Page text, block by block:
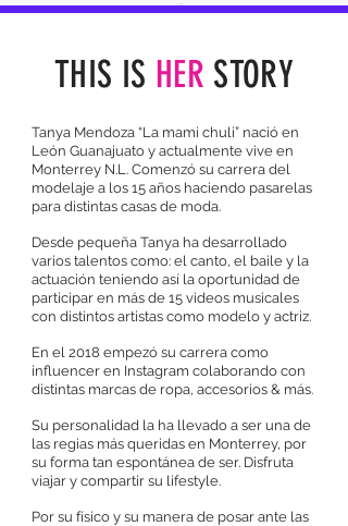
THIS IS HER STORY
Tanya Mendoza “La mami chuli” nació en
León Guanajuato y actualmente vive en
Monterrey N.L. Comenzó su carrera del
modelaje a los 15 años haciendo pasarelas
para distintas casas de moda.
Desde pequeña Tanya ha desarrollado
varios talentos como: el canto, el baile y la
actuación teniendo así la oportunidad de
participar en más de 15 videos musicales
con distintos artistas como modelo y actriz.
En el 2018 empezó su carrera como
influencer en Instagram colaborando con
distintas marcas de ropa, accesorios & más.
Su personalidad la ha llevado a ser una de
las regias más queridas en Monterrey, por
su forma tan espontánea de ser. Disfruta
viajar y compartir su lifestyle.
Por su físico y su manera de posar ante las